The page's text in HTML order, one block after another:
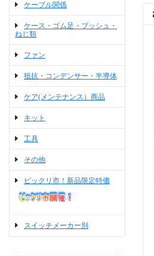
ケーブル関係
ケース・ゴム足・ブッシュ・
ねじ類
ファン
抵抗・コンデンサー・半導体
ケア(メンテナンス）商品
キット
工具
その他
ビックリ市！新品限定特価
スイッチメーカー別